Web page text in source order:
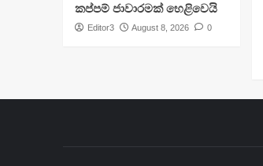
කප්පම් ජාවාරමක් හෙළිවෙයි
Editor3 August 8, 2026 0